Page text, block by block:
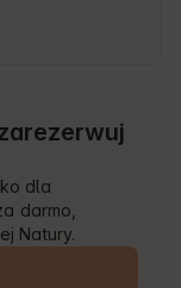
dla
darmo,
Natury.